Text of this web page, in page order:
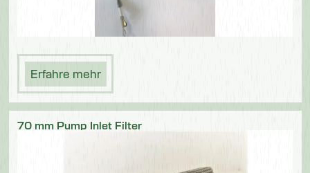
Erfahre mehr
70 mm Pump Inlet Filter